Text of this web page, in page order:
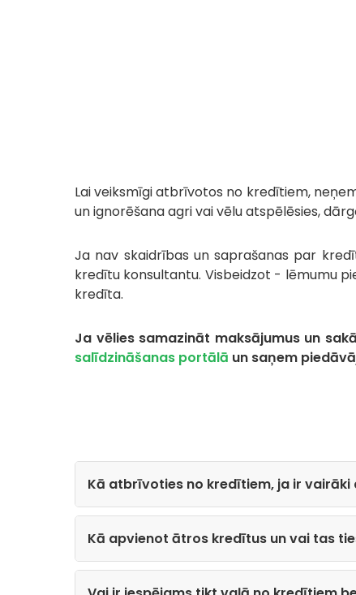
Lai veiksmīgi atbrīvotos no kredītiem,
un ignorēšana agri vai vēlu atspēlēsies,
Ja nav skaidrības un saprašanas par
kredītu konsultantu. Visbeidzot - lēmumu
kredīta.
Ja vēlies samazināt maksājumus un
salīdzināšanas portālā un saņem
Kā atbrīvoties no kredītiem, ja ir vairāki
Kā apvienot ātros kredītus un vai tas